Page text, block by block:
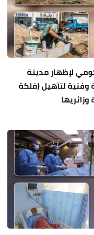
لإظهار مدينة
وفنية لتأهيل (فلكة